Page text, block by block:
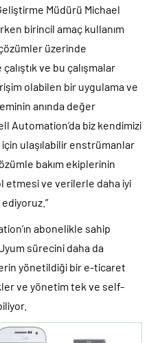
Müdürü Michael
birincil amaç kullanım
çözümler üzerinde
ve bu çalışmalar
olabilen bir uygulama ve
anında değer
Automation’da biz kendimizi
ulaşılabilir enstrümanlar
bakım ekiplerinin
etmesi ve verilerle daha iyi
abonelikle sahip
sürecini daha da
yönetildiği bir e-ticaret
ve yönetim tek ve self-